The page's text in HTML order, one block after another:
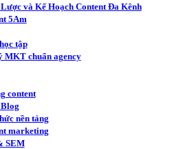
và Kế Hoạch Content Đa Kênh
5Am
tập
MKT chuẩn agency
content
nền tảng
marketing
SEM